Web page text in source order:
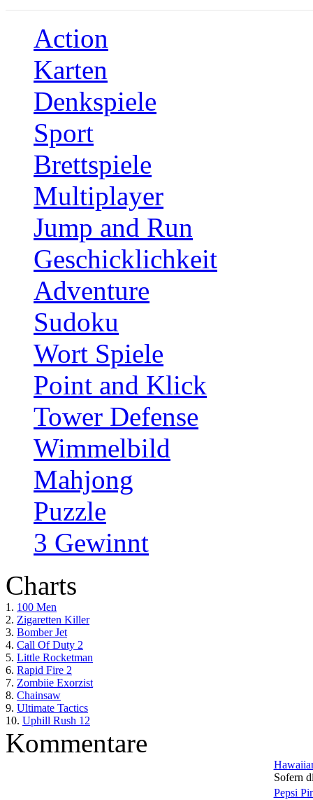
Action
Karten
Denkspiele
Sport
Brettspiele
Multiplayer
Jump and Run
Geschicklichkeit
Adventure
Sudoku
Wort Spiele
Point and Klick
Tower Defense
Wimmelbild
Mahjong
Puzzle
3 Gewinnt
Charts
1. 100 Men
2. Zigaretten Killer
3. Bomber Jet
4. Call Of Duty 2
5. Little Rocketman
6. Rapid Fire 2
7. Zombiie Exorzist
8. Chainsaw
9. Ultimate Tactics
10. Uphill Rush 12
Kommentare
Sofern
Pepsi